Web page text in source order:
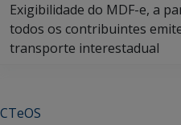
Exigibilidade do MDF-e, a
todos os contribuintes
transporte interestadual
CTeOS